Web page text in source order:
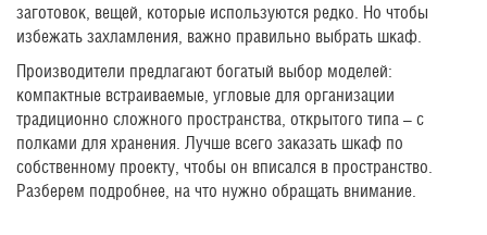
заготовок, вещей, которые используются редко. Но чтобы
избежать захламления, важно правильно выбрать шкаф.
Производители предлагают богатый выбор моделей:
компактные встраиваемые, угловые для организации
традиционно сложного пространства, открытого типа – с
полками для хранения. Лучше всего заказать шкаф по
собственному проекту, чтобы он вписался в пространство.
Разберем подробнее, на что нужно обращать внимание.